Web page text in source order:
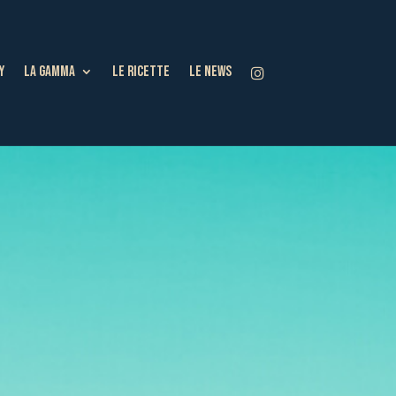
LA GAMMA LE RICETTE LE NEWS